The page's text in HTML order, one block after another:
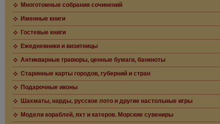
Многотомные собрания сочинений
Именные книги
Гостевые книги
Ежедневники и визитницы
Антикварные гравюры, ценные бумаги, банкноты
Старинные карты городов, губерний и стран
Подарочные иконы
Шахматы, нарды, русское лото и другие настольные игры
Модели кораблей, яхт и катеров. Морские сувениры